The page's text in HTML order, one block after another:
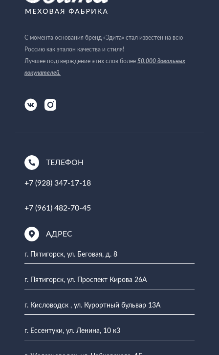
С момента основания бренд «Эдита» стал известен на всю
Россию как эталон качества и стиля!
Лучшее подтверждение этих слов более 50.000 довольных
покупателей.
ТЕЛЕФОН
+7 (928) 347-17-18
+7 (961) 482-70-45
АДРЕС
г. Пятигорск, ул. Беговая, д. 8
г. Пятигорск, ул. Проспект Кирова 26А
г. Кисловодск , ул. Курортный бульвар 13А
г. Ессентуки, ул. Ленина, 10 к3